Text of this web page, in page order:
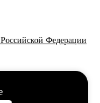
Федерации